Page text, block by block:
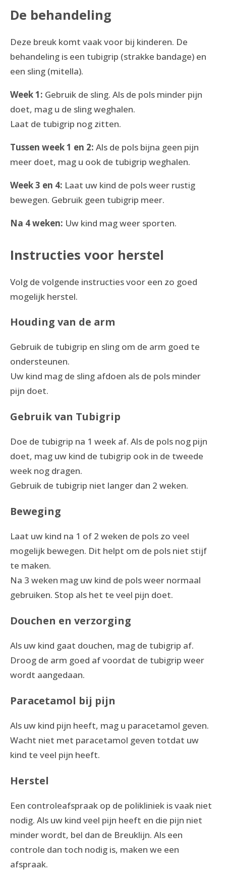
De behandeling
Deze breuk komt vaak voor bij kinderen. De
behandeling is een tubigrip (strakke bandage) en
een sling (mitella).
Week 1: Gebruik de sling. Als de pols minder pijn
doet, mag u de sling weghalen.
Laat de tubigrip nog zitten.
Tussen week 1 en 2: Als de pols bijna geen pijn
meer doet, mag u ook de tubigrip weghalen.
Week 3 en 4: Laat uw kind de pols weer rustig
bewegen. Gebruik geen tubigrip meer.
Na 4 weken: Uw kind mag weer sporten.
Instructies voor herstel
Volg de volgende instructies voor een zo goed
mogelijk herstel.
Houding van de arm
Gebruik de tubigrip en sling om de arm goed te
ondersteunen.
Uw kind mag de sling afdoen als de pols minder
pijn doet.
Gebruik van Tubigrip
Doe de tubigrip na 1 week af. Als de pols nog pijn
doet, mag uw kind de tubigrip ook in de tweede
week nog dragen.
Gebruik de tubigrip niet langer dan 2 weken.
Beweging
Laat uw kind na 1 of 2 weken de pols zo veel
mogelijk bewegen. Dit helpt om de pols niet stijf
te maken.
Na 3 weken mag uw kind de pols weer normaal
gebruiken. Stop als het te veel pijn doet.
Douchen en verzorging
Als uw kind gaat douchen, mag de tubigrip af.
Droog de arm goed af voordat de tubigrip weer
wordt aangedaan.
Paracetamol bij pijn
Als uw kind pijn heeft, mag u paracetamol geven.
Wacht niet met paracetamol geven totdat uw
kind te veel pijn heeft.
Herstel
Een controleafspraak op de polikliniek is vaak niet
nodig. Als uw kind veel pijn heeft en die pijn niet
minder wordt, bel dan de Breuklijn. Als een
controle dan toch nodig is, maken we een
afspraak.